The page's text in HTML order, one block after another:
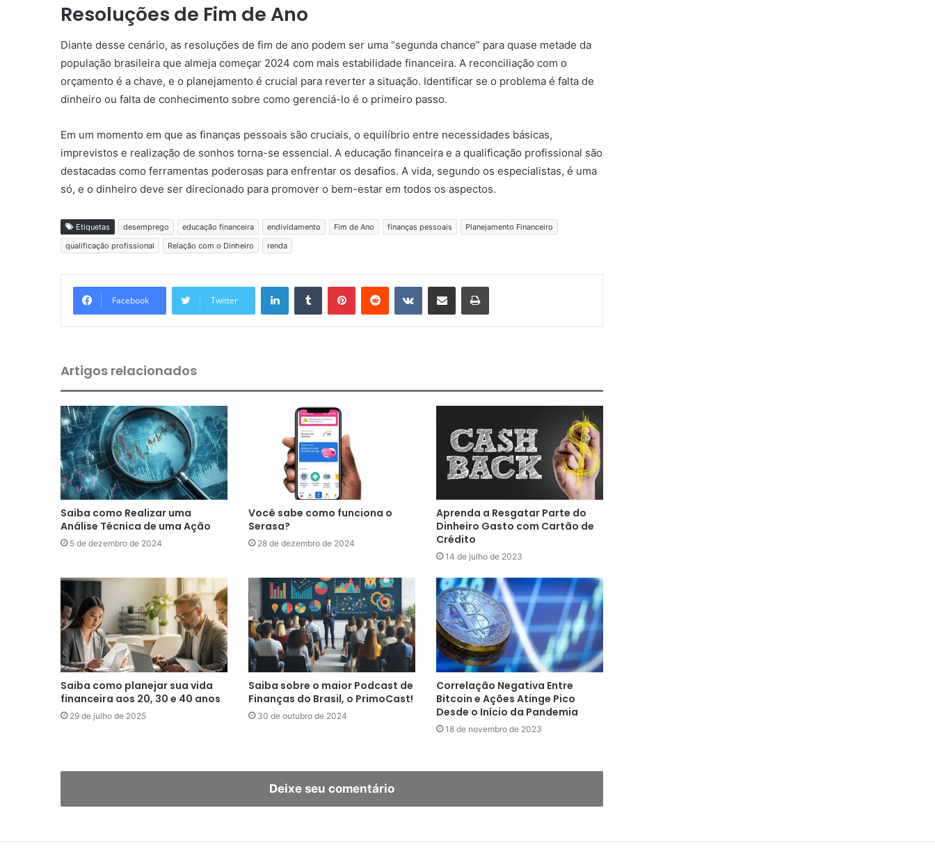
Resoluções de Fim de Ano
Diante desse cenário, as resoluções de fim de ano podem ser uma “segunda chance” para quase metade da
população brasileira que almeja começar 2024 com mais estabilidade financeira. A reconciliação com o
orçamento é a chave, e o planejamento é crucial para reverter a situação. Identificar se o problema é falta de
dinheiro ou falta de conhecimento sobre como gerenciá-lo é o primeiro passo.
Em um momento em que as finanças pessoais são cruciais, o equilíbrio entre necessidades básicas,
imprevistos e realização de sonhos torna-se essencial. A educação financeira e a qualificação profissional são
destacadas como ferramentas poderosas para enfrentar os desafios. A vida, segundo os especialistas, é uma
só, e o dinheiro deve ser direcionado para promover o bem-estar em todos os aspectos.
Etiquetas desemprego educação financeira endividamento Fim de Ano finanças pessoais
Planejamento Financeiro
qualificação profissional
Relação com o Dinheiro renda
Facebook Twitter
Artigos relacionados
Saiba como Realizar uma
Análise Técnica de uma Ação
5 de dezembro de 2024
Você sabe como funciona o
Serasa?
28 de dezembro de 2024
Aprenda a Resgatar Parte do
Dinheiro Gasto com Cartão de
Crédito
14 de julho de 2023
Saiba como planejar sua vida
financeira aos 20, 30 e 40 anos
29 de julho de 2025
Saiba sobre o maior Podcast de
Finanças do Brasil, o PrimoCast!
30 de outubro de 2024
Correlação Negativa Entre
Bitcoin e Ações Atinge Pico
Desde o Início da Pandemia
18 de novembro de 2023
Deixe seu comentário